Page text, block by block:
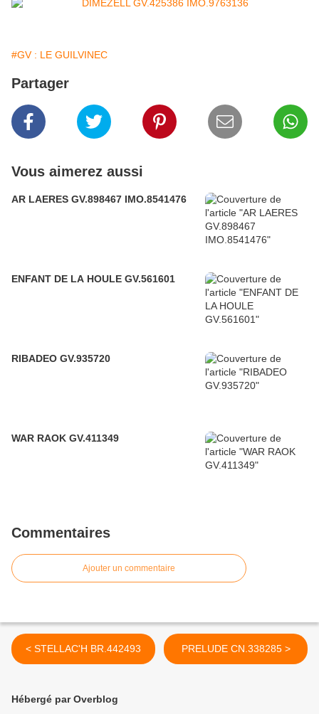
#GV : LE GUILVINEC
Partager
Vous aimerez aussi
AR LAERES GV.898467 IMO.8541476
ENFANT DE LA HOULE GV.561601
RIBADEO GV.935720
WAR RAOK GV.411349
Commentaires
Ajouter un commentaire
< STELLAC'H BR.442493 PRELUDE CN.338285 >
Hébergé par Overblog